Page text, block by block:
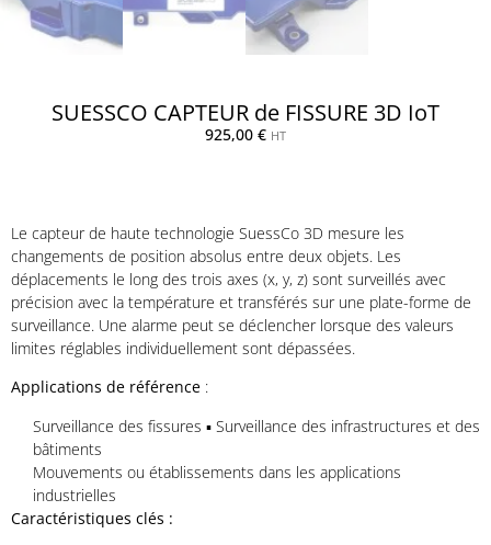
SUESSCO CAPTEUR de FISSURE 3D IoT
925,00 € HT
Le capteur de haute technologie SuessCo 3D mesure les
changements de position absolus entre deux objets. Les
déplacements le long des trois axes (x, y, z) sont surveillés avec
précision avec la température et transférés sur une plate-forme de
surveillance. Une alarme peut se déclencher lorsque des valeurs
limites réglables individuellement sont dépassées.
Applications de référence :
Surveillance des fissures ▪ Surveillance des infrastructures et des
bâtiments
Mouvements ou établissements dans les applications
industrielles
Caractéristiques clés :